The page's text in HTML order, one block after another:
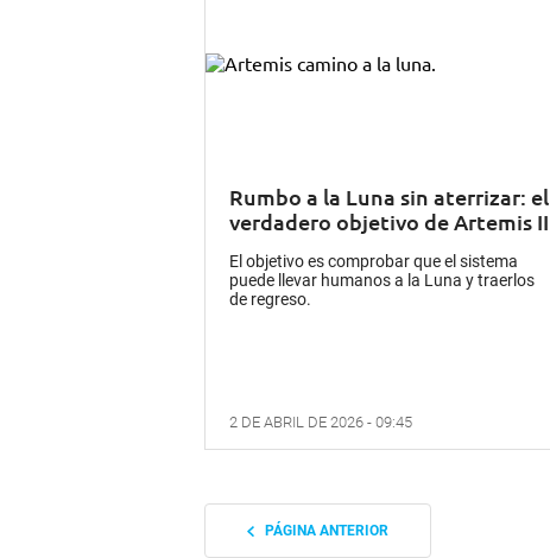
Rumbo a la Luna sin aterrizar: el
verdadero objetivo de Artemis II
El objetivo es comprobar que el sistema
puede llevar humanos a la Luna y traerlos
de regreso.
2 DE ABRIL DE 2026 - 09:45
PÁGINA ANTERIOR